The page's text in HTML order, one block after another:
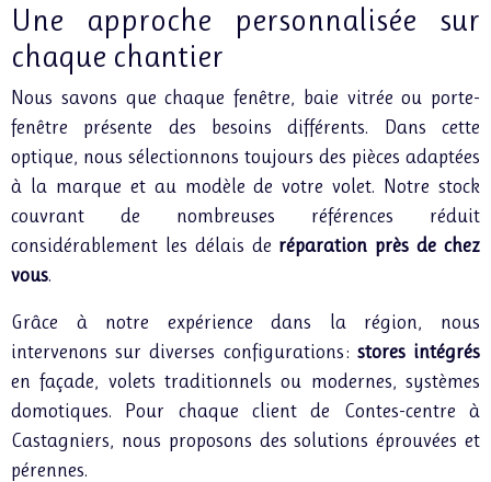
Une approche personnalisée sur
chaque chantier
Nous savons que chaque fenêtre, baie vitrée ou porte-
fenêtre présente des besoins différents. Dans cette
optique, nous sélectionnons toujours des pièces adaptées
à la marque et au modèle de votre volet. Notre stock
couvrant de nombreuses références réduit
considérablement les délais de réparation près de chez
vous.
Grâce à notre expérience dans la région, nous
intervenons sur diverses configurations : stores intégrés
en façade, volets traditionnels ou modernes, systèmes
domotiques. Pour chaque client de Contes-centre à
Castagniers, nous proposons des solutions éprouvées et
pérennes.